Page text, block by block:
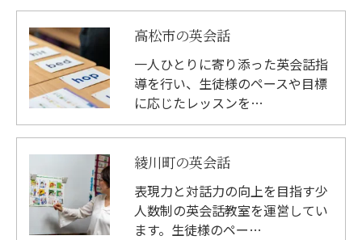
高松市の英会話
一人ひとりに寄り添った英会話指
導を行い、生徒様のペースや目標
に応じたレッスンを…
綾川町の英会話
表現力と対話力の向上を目指す少
人数制の英会話教室を運営してい
ます。生徒様のペー…